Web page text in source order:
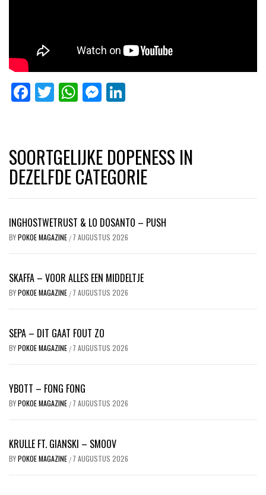
Facebook
Twitter
WhatsApp
Messenger
SOORTGELIJKE DOPENESS IN
DEZELFDE CATEGORIE
INGHOSTWETRUST & LO DOSANTO – PUSH
BYPOKOE MAGAZINE / 7 AUGUSTUS 2026
SKAFFA – VOOR ALLES EEN MIDDELTJE
BYPOKOE MAGAZINE / 7 AUGUSTUS 2026
SEPA – DIT GAAT FOUT ZO
BYPOKOE MAGAZINE / 7 AUGUSTUS 2026
YBOTT – FONG FONG
BYPOKOE MAGAZINE / 7 AUGUSTUS 2026
KRULLE FT. GIANSKI – SMOOV
BYPOKOE MAGAZINE / 7 AUGUSTUS 2026